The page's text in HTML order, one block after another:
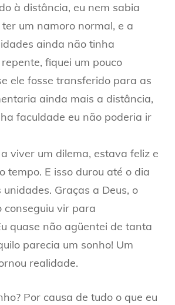
à distância, eu nem sabia
um namoro normal, e a
ainda não tinha
fiquei um pouco
ele fosse transferido para as
ainda mais a distância,
faculdade eu não poderia ir
viver um dilema, estava feliz e
tempo. E isso durou até o dia
Graças a Deus, o
conseguiu vir para
quase não agüentei de tanta
parecia um sonho! Um
realidade.
Por causa de tudo o que eu